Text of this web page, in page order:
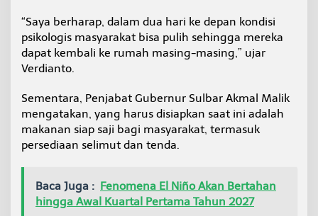
“Saya berharap, dalam dua hari ke depan kondisi
psikologis masyarakat bisa pulih sehingga mereka
dapat kembali ke rumah masing-masing,” ujar
Verdianto.
Sementara, Penjabat Gubernur Sulbar Akmal Malik
mengatakan, yang harus disiapkan saat ini adalah
makanan siap saji bagi masyarakat, termasuk
persediaan selimut dan tenda.
Baca Juga : Fenomena El Niño Akan Bertahan
hingga Awal Kuartal Pertama Tahun 2027